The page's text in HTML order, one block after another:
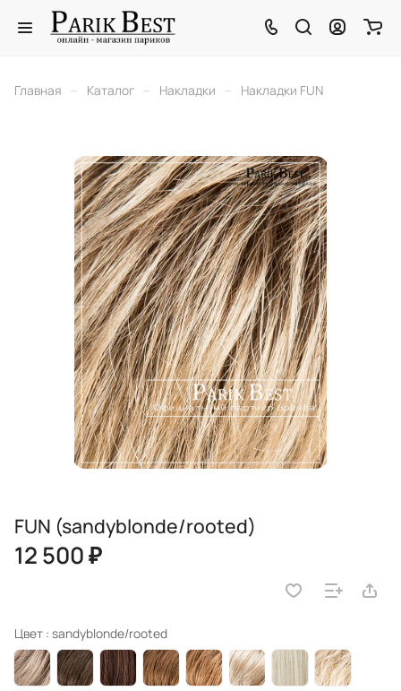
Главная – Каталог – Накладки – Накладки FUN
FUN (sandyblonde/rooted)
12 500 ₽
Цвет : sandyblonde/rooted